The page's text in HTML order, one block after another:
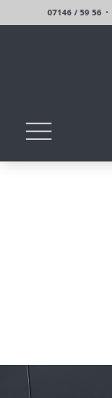
07146 / 59 56